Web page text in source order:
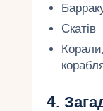
Скатів
4.